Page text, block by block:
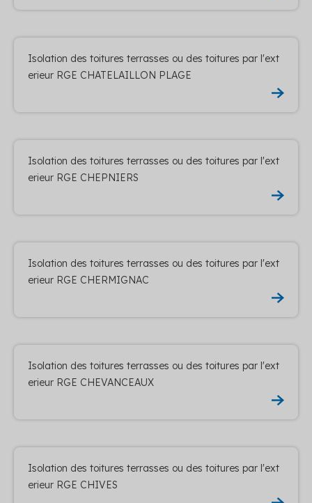
Isolation des toitures terrasses ou des toitures par l'ext
erieur RGE CHATELAILLON PLAGE
Isolation des toitures terrasses ou des toitures par l'ext
erieur RGE CHEPNIERS
Isolation des toitures terrasses ou des toitures par l'ext
erieur RGE CHERMIGNAC
Isolation des toitures terrasses ou des toitures par l'ext
erieur RGE CHEVANCEAUX
Isolation des toitures terrasses ou des toitures par l'ext
erieur RGE CHIVES